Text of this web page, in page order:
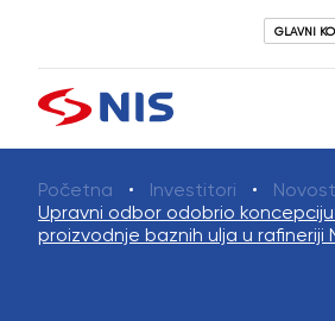
GLAVNI
Pretraži
Početna Investitori
Upravni odbor odobrio
proizvodnje baznih ulja u rafineriji